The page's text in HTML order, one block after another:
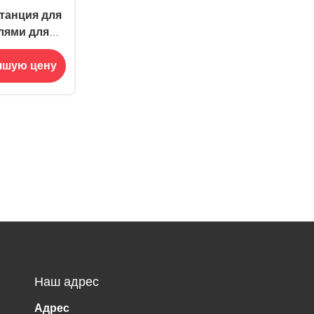
для
для
липкой
цену
Наш адрес
Адрес